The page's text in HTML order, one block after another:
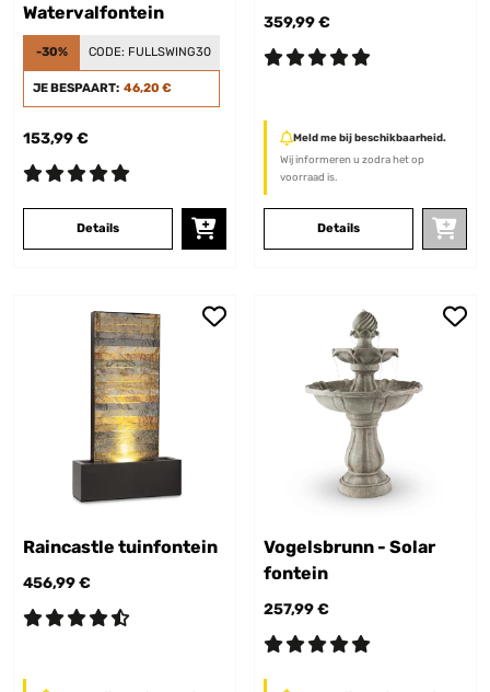
Watervalfontein
-30% CODE: FULLSWING30
JE BESPAART: 46,20 €
153,99 €
Details
359,99 €
Meld me bij beschikbaarheid.
Wij informeren u zodra het op
voorraad is.
Details
Raincastle tuinfontein
456,99 €
Vogelsbrunn - Solar
fontein
257,99 €